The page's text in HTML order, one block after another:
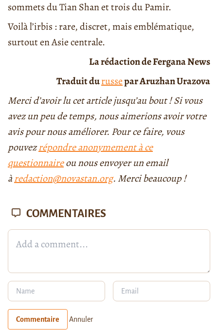
sommets du Tian Shan et trois du Pamir.
Voilà l’irbis : rare, discret, mais emblématique,
surtout en Asie centrale.
La rédaction de Fergana News
Traduit durussepar Aruzhan Urazova
Merci d’avoir lu cet article jusqu’au bout ! Si vous
avez un peu de temps, nous aimerions avoir votre
avis pour nous améliorer. Pour ce faire, vous
pouvezrépondre anonymement à ce
questionnaireou nous envoyer un email
àredaction@novastan.org. Merci beaucoup !
COMMENTAIRES
Commentaire Annuler